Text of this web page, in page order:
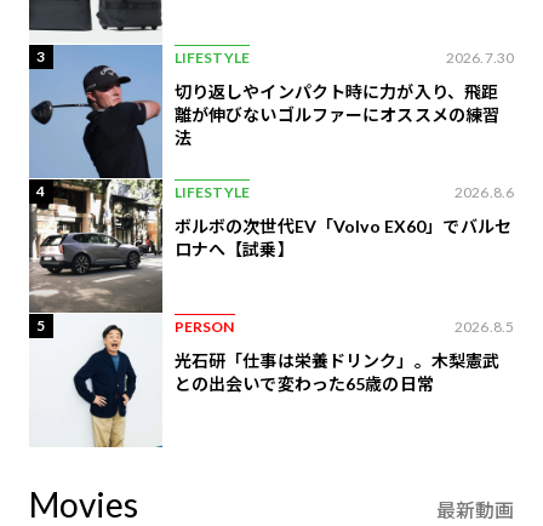
3 LIFESTYLE 2026.7.30
切り返しやインパクト時に力が入り、飛距
離が伸びないゴルファーにオススメの練習
法
4 LIFESTYLE 2026.8.6
ボルボの次世代EV「Volvo EX60」でバルセ
ロナへ【試乗】
5 PERSON 2026.8.5
光石研「仕事は栄養ドリンク」。木梨憲武
との出会いで変わった65歳の日常
Movies 最新動画